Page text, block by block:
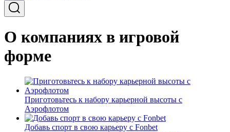
О компаниях в игровой
форме
Приготовьтесь к набору карьерной высоты с
Аэрофлотом
Добавь спорт в свою карьеру с Fonbet